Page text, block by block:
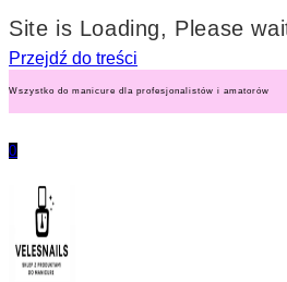
Site is Loading, Please
Przejdź do treści
Wszystko do manicure dla profesjonalistów i amatorów
0